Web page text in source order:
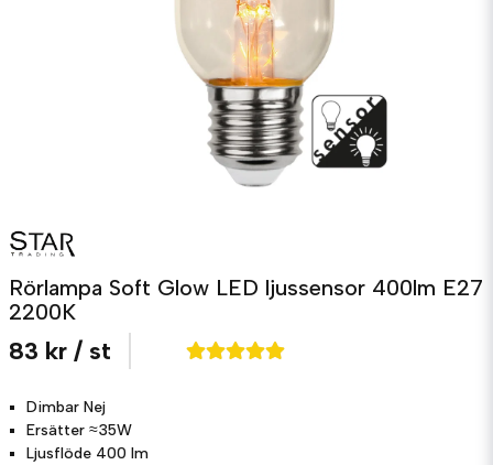
Rörlampa Soft Glow LED ljussensor 400lm E27
2200K
83 kr / st
Dimbar Nej
Ersätter ≈35W
Ljusflöde 400 lm